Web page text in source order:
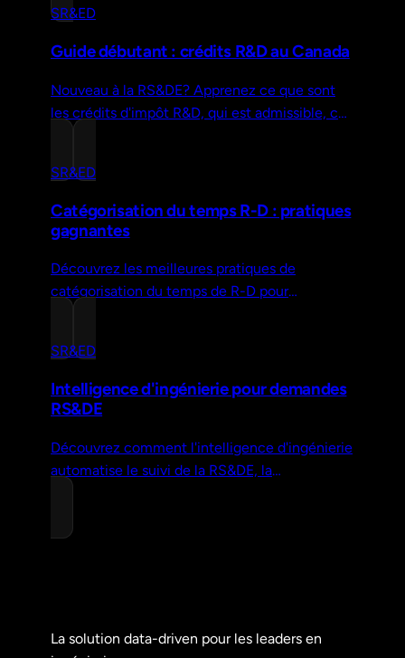
SR&ED
Guide débutant : crédits R&D au Canada
Nouveau à la RS&DE? Apprenez ce que sont
les crédits d'impôt R&D, qui est admissible, ce
SR&ED
Catégorisation du temps R-D : pratiques
gagnantes
Découvrez les meilleures pratiques de
catégorisation du temps de R-D pour
demandes.
SR&ED
Intelligence d'ingénierie pour demandes
RS&DE
Découvrez comment l'intelligence d'ingénierie
automatise le suivi de la RS&DE, la
d'impôt en R-D avec moins d'effort.
La solution data-driven pour les leaders en